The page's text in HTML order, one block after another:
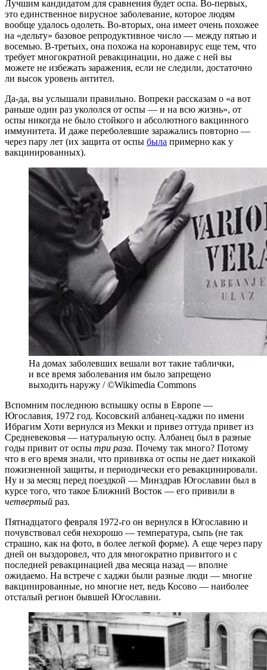
Лучшим кандидатом для сравнения будет оспа. Во-первых,
это единственное вирусное заболевание, которое людям
вообще удалось одолеть. Во-вторых, она имеет очень похожее
на «дельту» базовое репродуктивное число — между пятью и
восемью. В-третьих, она похожа на коронавирус еще тем, что
требует многократной ревакцинации, но даже с ней вы
можете не избежать заражения, если не следили, достаточно
ли высок уровень антител.
Да-да, вы услышали правильно. Вопреки рассказам о «а вот
раньше один раз укололся от оспы — и на всю жизнь», от
оспы никогда не было стойкого и абсолютного вакцинного
иммунитета. И даже переболевшие заражались повторно —
через пару лет (их защита от оспы была примерно как у
вакцинированных).
На домах заболевших вешали вот такие таблички,
и все время заболевания им было запрещено
выходить наружу / ©Wikimedia Commons
Вспомним последнюю вспышку оспы в Европе —
Югославия, 1972 год. Косовский албанец-хаджи по имени
Ибрагим Хоти вернулся из Мекки и привез оттуда привет из
Средневековья — натуральную оспу. Албанец был в разные
годы привит от оспы три раза. Почему так много? Потому
что в его время знали, что прививка от оспы не дает никакой
пожизненной защиты, и периодически его ревакцинировали.
Ну и за месяц перед поездкой — Минздрав Югославии был в
курсе того, что такое Ближний Восток — его привили в
четвертый раз.
Пятнадцатого февраля 1972-го он вернулся в Югославию и
почувствовал себя нехорошо — температура, сыпь (не так
страшно, как на фото, в более легкой форме). А еще через пару
дней он выздоровел, что для многократно привитого и с
последней ревакцинацией два месяца назад — вполне
ожидаемо. На встрече с хаджи были разные люди — многие
вакцинированные, но многие нет, ведь Косово — наиболее
отсталый регион бывшей Югославии.